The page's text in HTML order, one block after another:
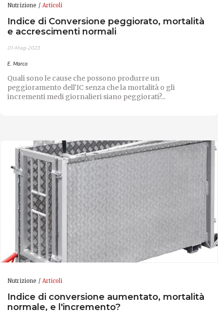
Nutrizione Articoli
Indice di Conversione peggiorato, mortalità
e accrescimenti normali
01-Mag-2023
E. Marco
Quali sono le cause che possono produrre un
peggioramento dell'IC senza che la mortalità o gli
incrementi medi giornalieri siano peggiorati?...
Nutrizione Articoli
Indice di conversione aumentato, mortalità
normale, e l'incremento?